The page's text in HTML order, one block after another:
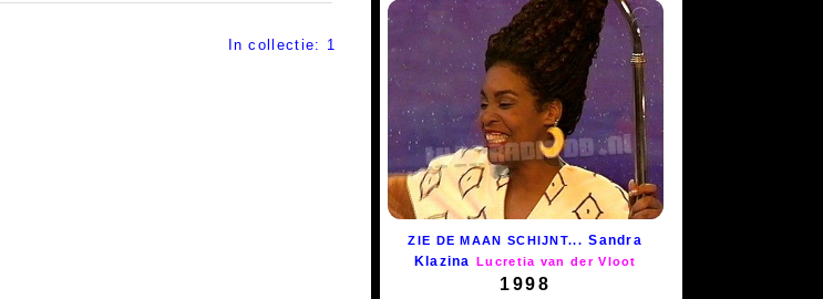
In collectie: 1
ZIE DE MAAN SCHIJNT... Sandra
Klazina
Lucretia van der Vloot
1998